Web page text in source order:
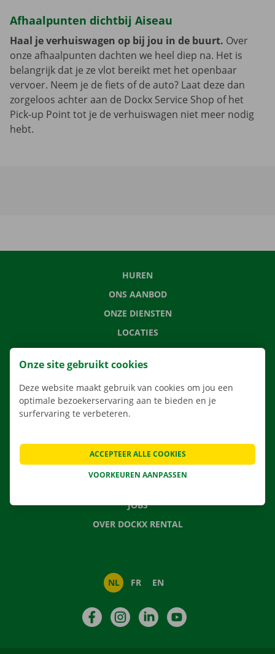
Afhaalpunten dichtbij Aiseau
Haal je verhuiswagen op bij jou in de buurt. Over
onze afhaalpunten dachten we heel diep na. Het is
belangrijk dat je ze vlot bereikt met het openbaar
vervoer. Neem je de fiets of de auto? Laat deze dan
zorgeloos achter aan de Dockx Service Shop of het
Pick-up Point tot je de verhuiswagen niet meer nodig
hebt.
HUREN
ONS AANBOD
ONZE DIENSTEN
LOCATIES
APP
VERHUISOPLOSSINGEN
VEELGESTELDE VRAGEN
NIEUWS
JOBS
OVER DOCKX RENTAL
NL FR EN
FacebookInstagramLinkedIn
Onze site gebruikt cookies
Deze website maakt gebruik van cookies om jou een
optimale bezoekerservaring aan te bieden en je
surfervaring te verbeteren.
VOORKEUREN AANPASSEN
ACCEPTEER ALLE COOKIES